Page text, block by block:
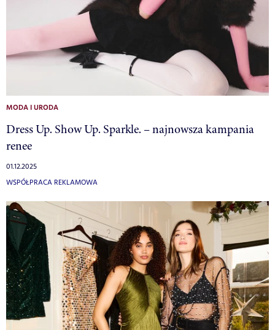
MODA I URODA
Dress Up. Show Up. Sparkle. – najnowsza kampania
renee
01.12.2025
WSPÓŁPRACA REKLAMOWA